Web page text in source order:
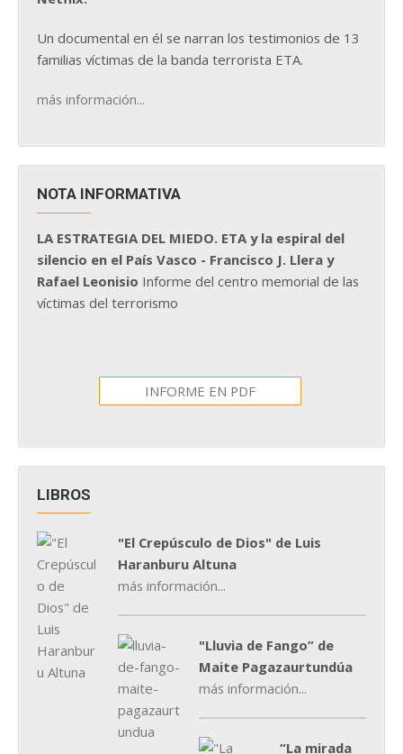
Un documental en él se narran los testimonios de 13
familias víctimas de la banda terrorista ETA.
más información...
NOTA INFORMATIVA
LA ESTRATEGIA DEL MIEDO. ETA y la espiral del
silencio en el País Vasco - Francisco J. Llera y
Rafael Leonisio Informe del centro memorial de las
víctimas del terrorismo
INFORME EN PDF
LIBROS
"El Crepúsculo de Dios" de Luis
Haranburu Altuna
más información...
"Lluvia de Fango” de
Maite Pagazaurtundúa
más información...
“La mirada